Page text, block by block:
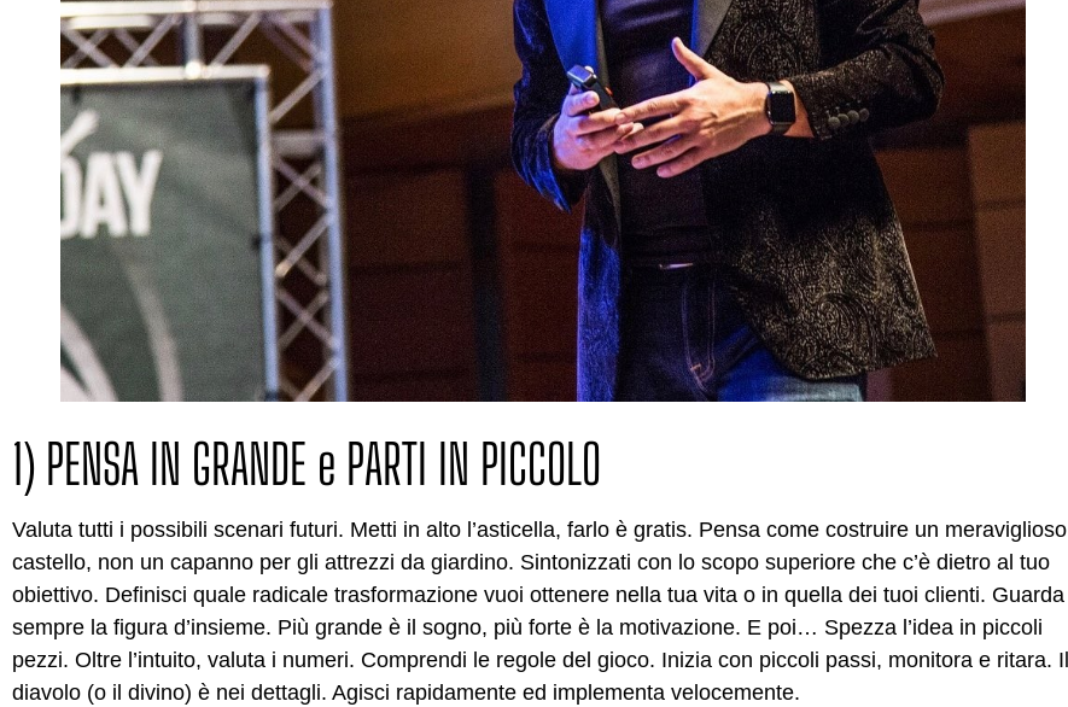
1) PENSA IN GRANDE e PARTI IN PICCOLO
Valuta tutti i possibili scenari futuri. Metti in alto l’asticella, farlo è gratis. Pensa come costruire un meraviglioso
castello, non un capanno per gli attrezzi da giardino. Sintonizzati con lo scopo superiore che c’è dietro al tuo
obiettivo. Definisci quale radicale trasformazione vuoi ottenere nella tua vita o in quella dei tuoi clienti. Guarda
sempre la figura d’insieme. Più grande è il sogno, più forte è la motivazione. E poi… Spezza l’idea in piccoli
pezzi. Oltre l’intuito, valuta i numeri. Comprendi le regole del gioco. Inizia con piccoli passi, monitora e ritara. Il
diavolo (o il divino) è nei dettagli. Agisci rapidamente ed implementa velocemente.